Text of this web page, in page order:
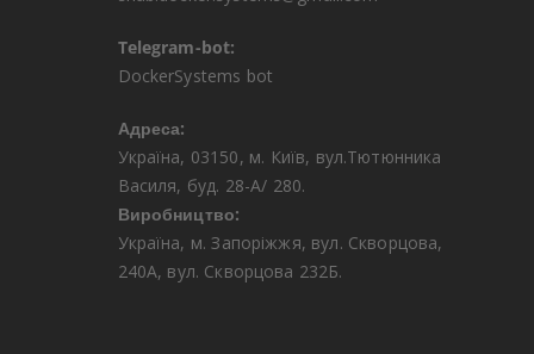
Telegram-bot:
DockerSystems bot
Адреса:
Україна, 03150, м. Київ, вул.Тютюнника
Василя, буд. 28-А/ 280.
Виробництво:
Україна, м. Запоріжжя, вул. Скворцова,
240А, вул. Скворцова 232Б.